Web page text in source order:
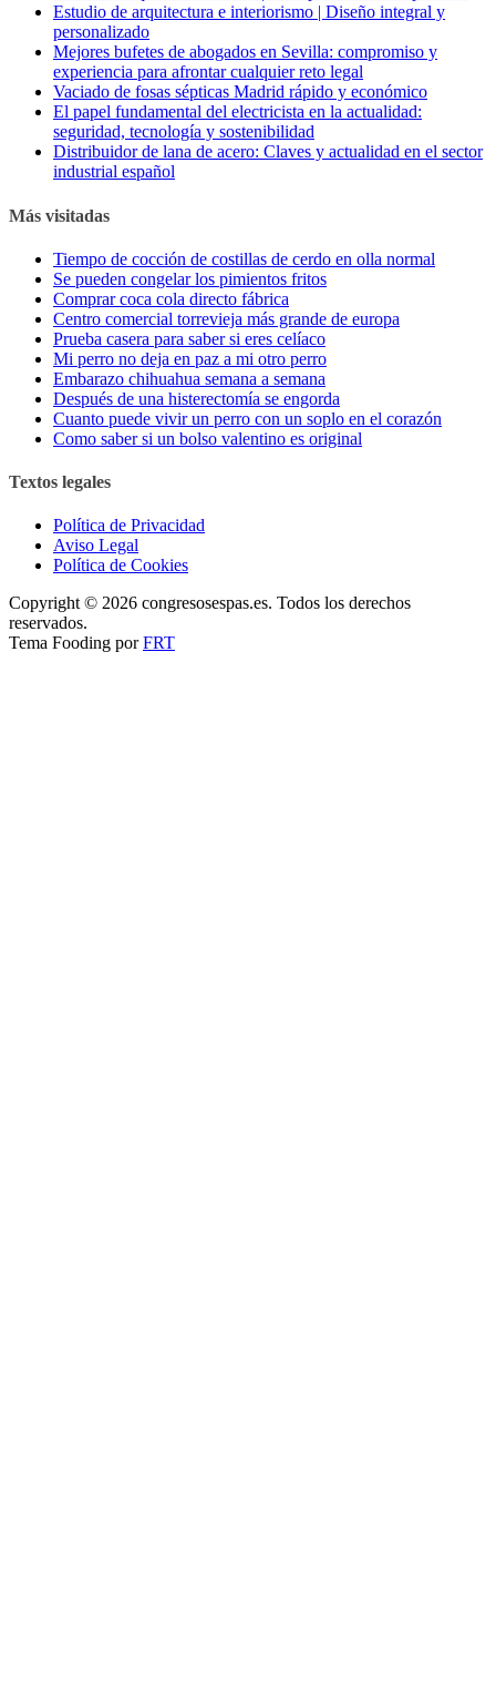
Estudio de arquitectura e interiorismo | Diseño integral y
personalizado
Mejores bufetes de abogados en Sevilla: compromiso y
experiencia para afrontar cualquier reto legal
Vaciado de fosas sépticas Madrid rápido y económico
El papel fundamental del electricista en la actualidad:
seguridad, tecnología y sostenibilidad
Distribuidor de lana de acero: Claves y actualidad en el sector
industrial español
Más visitadas
Tiempo de cocción de costillas de cerdo en olla normal
Se pueden congelar los pimientos fritos
Comprar coca cola directo fábrica
Centro comercial torrevieja más grande de europa
Prueba casera para saber si eres celíaco
Mi perro no deja en paz a mi otro perro
Embarazo chihuahua semana a semana
Después de una histerectomía se engorda
Cuanto puede vivir un perro con un soplo en el corazón
Como saber si un bolso valentino es original
Textos legales
Política de Privacidad
Aviso Legal
Política de Cookies
Copyright © 2026 congresosespas.es. Todos los derechos
reservados.
Tema Fooding porFRT